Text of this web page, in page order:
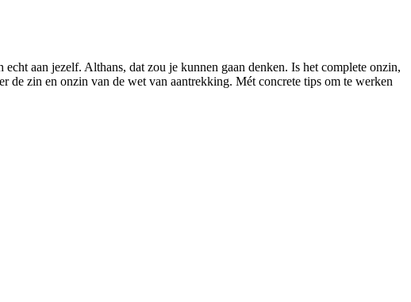
aan jezelf. Althans, dat zou je kunnen gaan denken. Is het complete onzin,
zin en onzin van de wet van aantrekking. Mét concrete tips om te werken